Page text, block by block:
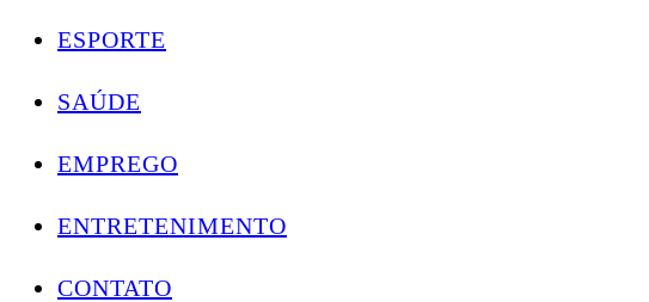
ESPORTE
SAÚDE
EMPREGO
ENTRETENIMENTO
CONTATO